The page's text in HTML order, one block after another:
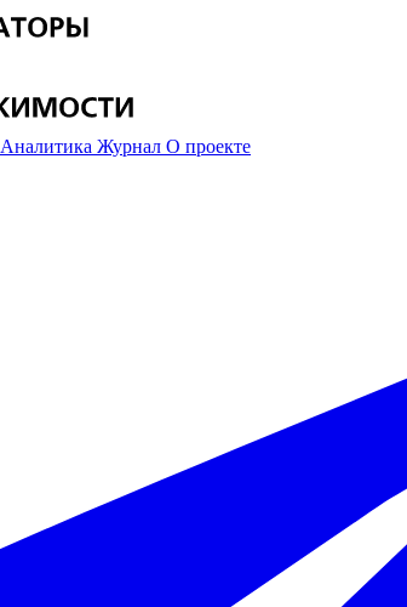
Аналитика Журнал О проекте